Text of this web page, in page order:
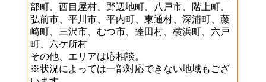
部町、西目屋村、野辺地町、八戸市、階上町、
弘前市、平川市、平内町、東通村、深浦町、藤
崎町、三沢市、むつ市、蓬田村、横浜町、六戸
町、六ケ所村
その他、エリアは応相談。
※状況によっては一部対応できない地域もござ